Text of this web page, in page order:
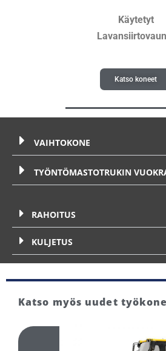
Käytetyt
Katso koneet
VAIHTOKONE
TYÖNTÖMASTOTRUKIN
RAHOITUS
KULJETUS
Katso myös uudet